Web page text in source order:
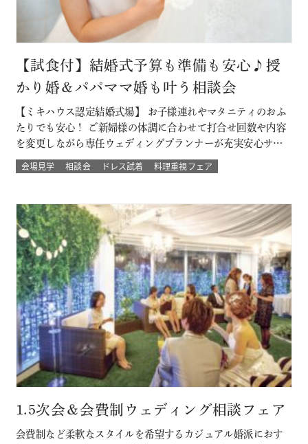
【試食付】結婚式予算も準備も安心♪授
かり婚＆パパママ婚も叶う相談会
【ミキハウス認定結婚式場】 お子様連れやマタニティのおふ
たりでも安心！ ご新婦様の体調に合わせて打合せ回数や内容
を変更しながら専任ウェディングプランナーが充実安心サポ
ート 授かり婚のカップルもパパママ婚のカップルが不安な部
分をすべて解消 必要なベビー用品やお部屋などもすべて結婚
ピー♪ 新しく人気の春婚プ…
会場見学 相談会 ドレス試着 料理重視フェア
1.5次会＆会費制ウェディング相談フェア
会費制など柔軟なスタイルを希望するカジュアル婚派におす